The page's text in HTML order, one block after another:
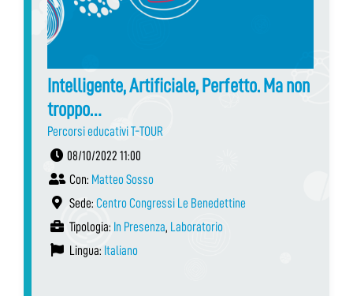
Intelligente, Artificiale, Perfetto. Ma non
troppo…
Percorsi educativi T-TOUR
08/10/2022 11:00
Con: Matteo Sosso
Sede: Centro Congressi Le Benedettine
Tipologia: In Presenza, Laboratorio
Lingua: Italiano